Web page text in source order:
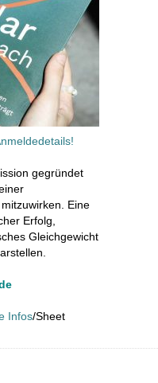
gegründet
Eine
Erfolg,
Gleichgewicht
Infos/Sheet